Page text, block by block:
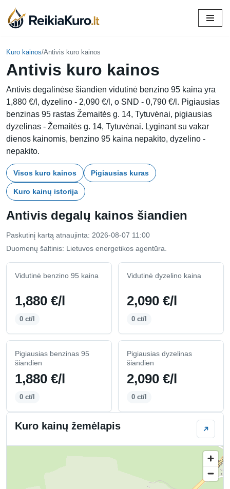
Skip
content
Kuro kainos/Antivis kuro kainos
Antivis kuro kainos
Antivis degalinėse šiandien vidutinė benzino 95 kaina yra
1,880 €/l, dyzelino - 2,090 €/l, o SND - 0,790 €/l. Pigiausias
benzinas 95 rastas Žemaitės g. 14, Tytuvėnai, pigiausias
dyzelinas - Žemaitės g. 14, Tytuvėnai. Lyginant su vakar
dienos kainomis, benzino 95 kaina nepakito, dyzelino -
nepakito.
Visos kuro kainos Pigiausias kuras
Kuro kainų istorija
Antivis degalų kainos šiandien
Paskutinį kartą atnaujinta: 2026-08-07 11:00
Duomenų šaltinis: Lietuvos energetikos agentūra.
Vidutinė benzino 95 kaina
1,880 €/l
0 ct/l
Vidutinė dyzelino kaina
2,090 €/l
0 ct/l
Pigiausias benzinas 95
šiandien
1,880 €/l
0 ct/l
Pigiausias dyzelinas
šiandien
2,090 €/l
0 ct/l
Kuro kainų žemėlapis